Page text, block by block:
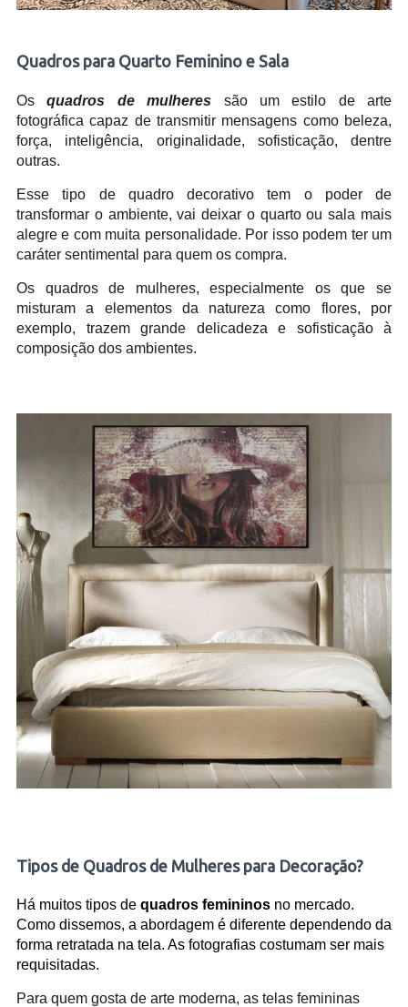
Quadros para Quarto Feminino e Sala
Osquadros de mulheres são um estilo de arte
fotográfica capaz de transmitir mensagens como beleza,
força, inteligência, originalidade, sofisticação, dentre
outras.
Esse tipo de quadro decorativo tem o poder de
transformar o ambiente, vai deixar o quarto ou sala mais
alegre e com muita personalidade. Por isso podem ter um
caráter sentimental para quem os compra.
Os quadros de mulheres, especialmente os que se
misturam a elementos da natureza como flores, por
exemplo, trazem grande delicadeza e sofisticação à
composição dos ambientes.
Tipos de Quadros de Mulheres para Decoração?
Há muitos tipos de quadros femininos no mercado.
Como dissemos, a abordagem é diferente dependendo da
forma retratada na tela. As fotografias costumam ser mais
requisitadas.
Para quem gosta de arte moderna, as telas femininas